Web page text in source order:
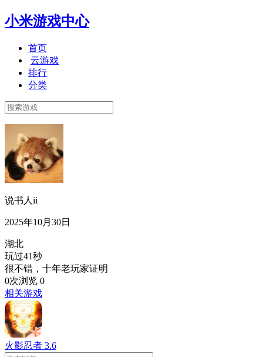
小米游戏中心
首页
云游戏
排行
分类
说书人ii
2025年10月30日
湖北
玩过41秒
很不错，十年老玩家证明
0次浏览 0
相关游戏
火影忍者 3.6